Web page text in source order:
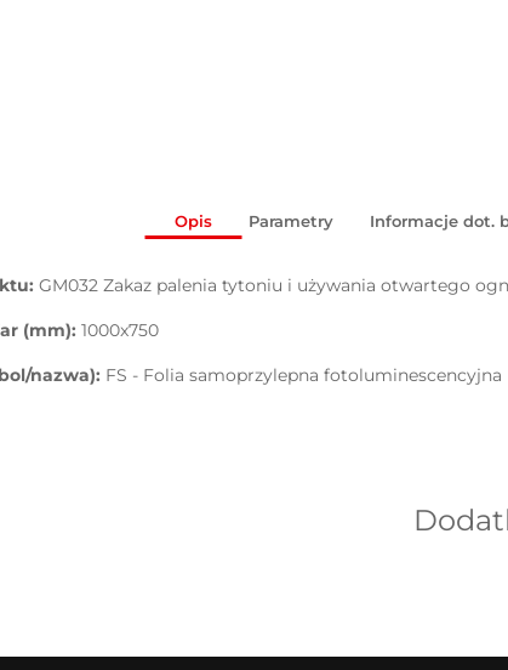
Opis Parametry Informacje dot.
GM032 Zakaz palenia tytoniu i używania otwartego
(mm): 1000x750
nazwa): FS - Folia samoprzylepna fotoluminescencyjna